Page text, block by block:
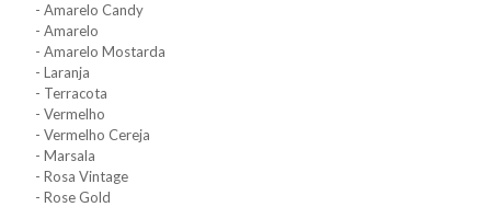
- Amarelo Candy
- Amarelo
- Amarelo Mostarda
- Laranja
- Terracota
- Vermelho
- Vermelho Cereja
- Marsala
- Rosa Vintage
- Rose Gold